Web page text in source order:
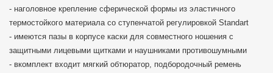
- наголовное крепление сферической формы из эластичного
термостойкого материала со ступенчатой регулировкой Standart
- имеются пазы в корпусе каски для совместного ношения с
защитными лицевыми щитками и наушниками противошумными
- вкомплект входит мягкий обтюратор, подбородочный ремень